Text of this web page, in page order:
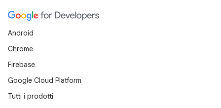
Android
Chrome
Firebase
Google Cloud Platform
Tutti i prodotti